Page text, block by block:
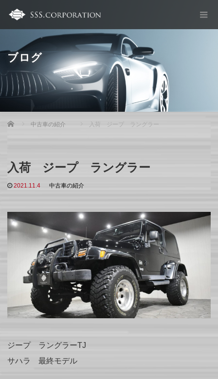
ブログ
Home 中古車の紹介 入荷 ジープ ラングラー
入荷 ジープ ラングラー
2021.11.4 中古車の紹介
ジープ ラングラーTJ
サハラ 最終モデル